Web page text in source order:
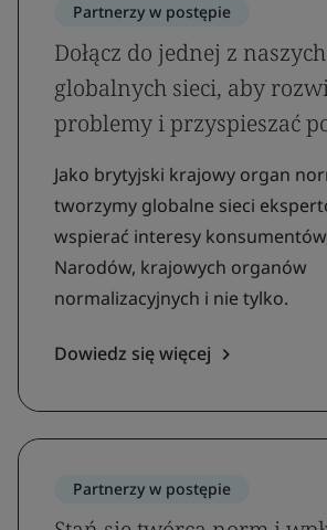
Partnerzy w postępie
Dołącz do jednej z naszych
globalnych sieci, aby
problemy i przyspieszać
Jako brytyjski krajowy organ
tworzymy globalne sieci
wspierać interesy
Narodów, krajowych organów
normalizacyjnych i nie tylko.
Dowiedz się więcej
Partnerzy w postępie